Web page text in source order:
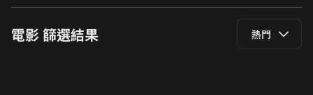
電影篩選結果 熱門